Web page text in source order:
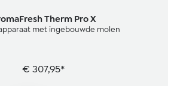
Therm Pro X
met ingebouwde molen
€ 307,95*